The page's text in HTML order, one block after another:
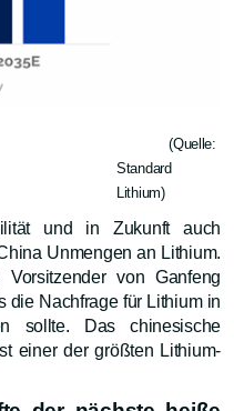
(Quelle:
Standard
Lithium)
und in Zukunft auch
Unmengen an Lithium.
von Ganfeng
die Nachfrage für Lithium in
sollte. Das chinesische
einer der größten Lithium-